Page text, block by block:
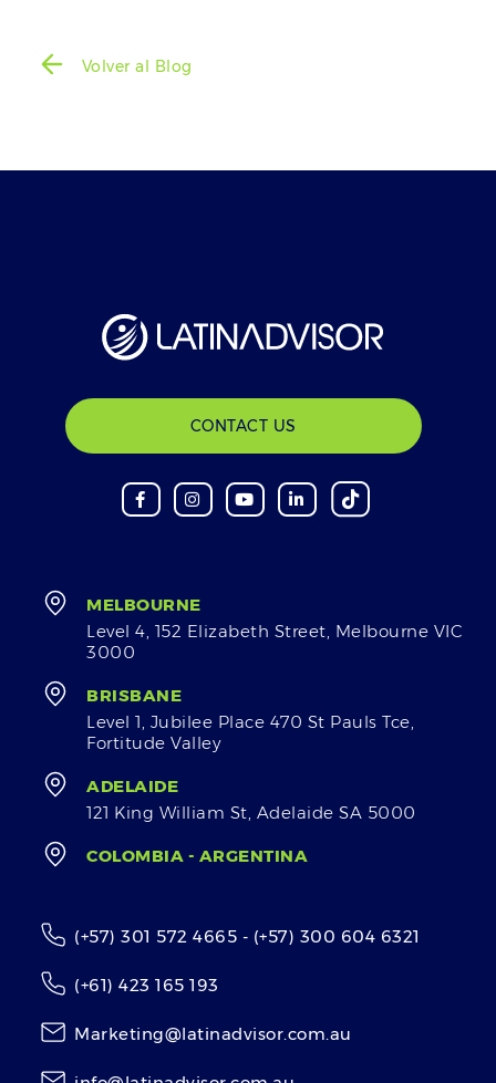
Volver al Blog
(+57) 301 572 4665 - (+57) 300 604 6321
(+61) 423 165 193
Marketing@latinadvisor.com.au
CONTACT US
MELBOURNE
Level 4, 152 Elizabeth Street, Melbourne VIC
3000
BRISBANE
Level 1, Jubilee Place 470 St Pauls Tce,
Fortitude Valley
ADELAIDE
121 King William St, Adelaide SA 5000
COLOMBIA - ARGENTINA